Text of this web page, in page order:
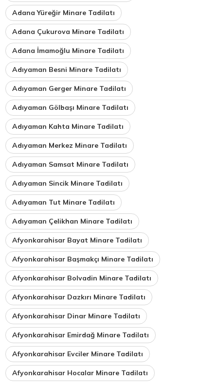
Adana Yüreğir Minare Tadilatı
Adana Çukurova Minare Tadilatı
Adana İmamoğlu Minare Tadilatı
Adıyaman Besni Minare Tadilatı
Adıyaman Gerger Minare Tadilatı
Adıyaman Gölbaşı Minare Tadilatı
Adıyaman Kahta Minare Tadilatı
Adıyaman Merkez Minare Tadilatı
Adıyaman Samsat Minare Tadilatı
Adıyaman Sincik Minare Tadilatı
Adıyaman Tut Minare Tadilatı
Adıyaman Çelikhan Minare Tadilatı
Afyonkarahisar Bayat Minare Tadilatı
Afyonkarahisar Başmakçı Minare Tadilatı
Afyonkarahisar Bolvadin Minare Tadilatı
Afyonkarahisar Dazkırı Minare Tadilatı
Afyonkarahisar Dinar Minare Tadilatı
Afyonkarahisar Emirdağ Minare Tadilatı
Afyonkarahisar Evciler Minare Tadilatı
Afyonkarahisar Hocalar Minare Tadilatı